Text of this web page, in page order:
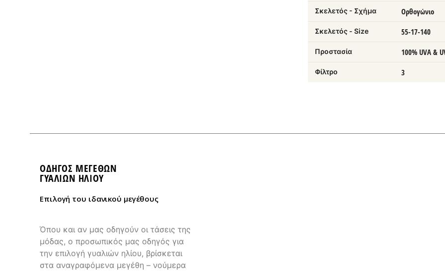
Σκελετός - Σχήμα Ορθογώνιο
Σκελετός - Size 55-17-140
Προστασία 100% UVA &
Φίλτρο 3
ΟΔΗΓΌΣ ΜΕΓΕΘΏΝ
ΓΥΑΛΙΩΝ ΗΛΙΟΥ
Eπιλογή του ιδανικού μεγέθους
Όπου και αν μας οδηγούν οι τάσεις της
μόδας, ο προσωπικός μας οδηγός για
την επιλογή γυαλιών ηλίου, βρίσκεται
στα αναγραφόμενα μεγέθη – νούμερα